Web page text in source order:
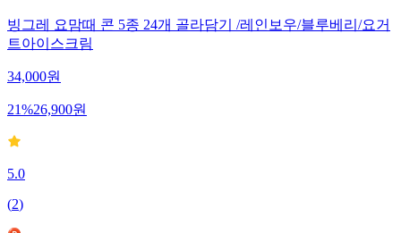
빙그레 요맘때 콘 5종 24개 골라담기 /레인보우/블루베리/요거
트아이스크림
34,000원
21%26,900원
5.0
(2)